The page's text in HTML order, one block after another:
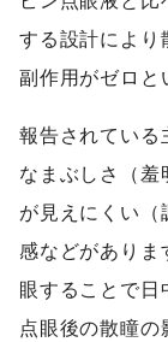
する設計により
副作用がゼロと
報告されている
なまぶしさ（羞
が見えにくい（
感などがありま
眼することで日
点眼後の散瞳